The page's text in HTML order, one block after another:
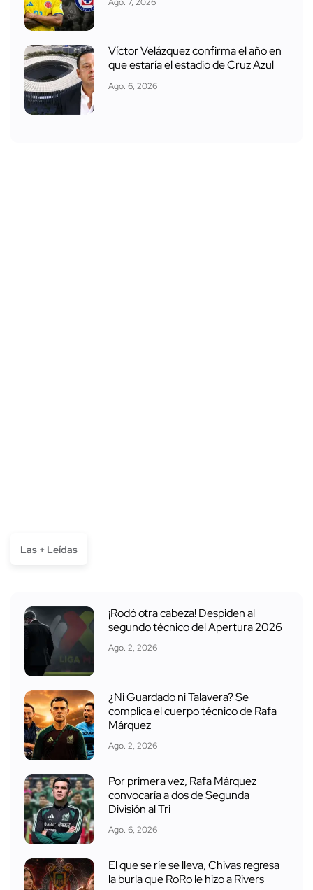
Víctor Velázquez confirma el año en
que estaría el estadio de Cruz Azul
Ago. 6, 2026
Las + Leídas
¡Rodó otra cabeza! Despiden al
segundo técnico del Apertura 2026
Ago. 2, 2026
¿Ni Guardado ni Talavera? Se
complica el cuerpo técnico de Rafa
Márquez
Ago. 2, 2026
Por primera vez, Rafa Márquez
convocaría a dos de Segunda
División al Tri
Ago. 6, 2026
El que se ríe se lleva, Chivas regresa
la burla que RoRo le hizo a Rivers